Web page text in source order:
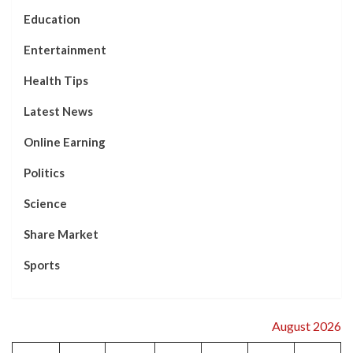
Education
Entertainment
Health Tips
Latest News
Online Earning
Politics
Science
Share Market
Sports
August 2026